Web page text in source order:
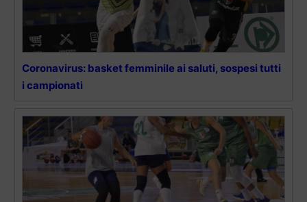
Coronavirus: basket femminile ai saluti, sospesi tutti
i campionati